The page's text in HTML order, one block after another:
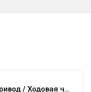
Запчасти для скутера: Привод / Ходовая часть из Webike Японии